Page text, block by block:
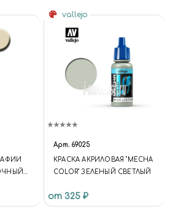
vallejo
Арт. 69025
КРАСКА АКРИЛОВАЯ "MECHA
COLOR" ЗЕЛЕНЫЙ СВЕТЛЫЙ
от 325 ₽